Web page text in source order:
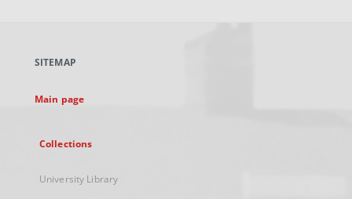
new
SITEMAP
Main page
Collections
University Library